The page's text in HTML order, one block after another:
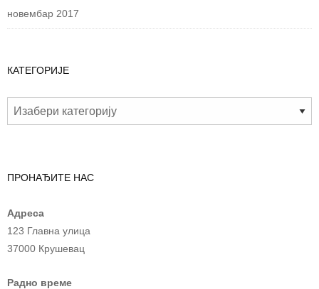
новембар 2017
КАТЕГОРИЈЕ
ПРОНАЂИТЕ НАС
Адреса
123 Главна улица
37000 Крушевац
Радно време